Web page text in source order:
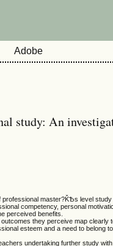
Adobe
study: An
master?ǨѢs level
competency, personal
perceived benefits.
they perceive map clearly
esteem and a need to belong
undertaking further study